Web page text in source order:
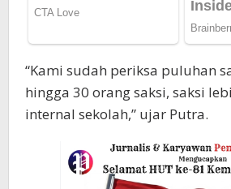
“Kami sudah periksa puluhan
hingga 30 orang saksi, saksi
internal sekolah,” ujar Putra.